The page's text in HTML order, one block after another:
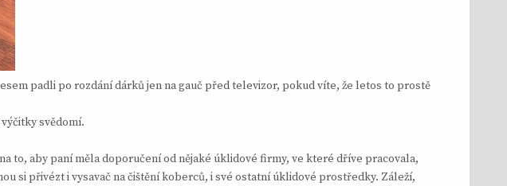
padli po rozdání dárků jen na gauč před televizor, pokud víte, že letos to prostě
svědomí.
to, aby paní měla doporučení od nějaké úklidové firmy, ve které dříve pracovala,
si přivézt i vysavač na čištění koberců, i své ostatní úklidové prostředky. Záleží,